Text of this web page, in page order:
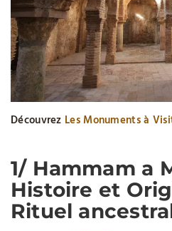
Découvrez Les Monuments à
1/ Hammam a
Histoire et
Rituel